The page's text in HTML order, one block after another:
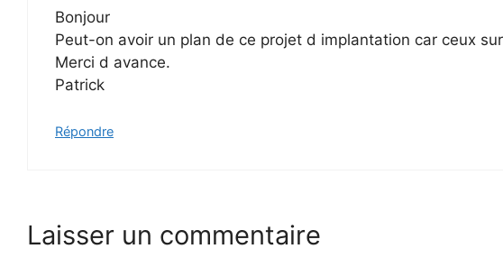
Bonjour
Peut-on avoir un plan de ce projet d implantation car ceux
Merci d avance.
Patrick
Répondre
Laisser un commentaire